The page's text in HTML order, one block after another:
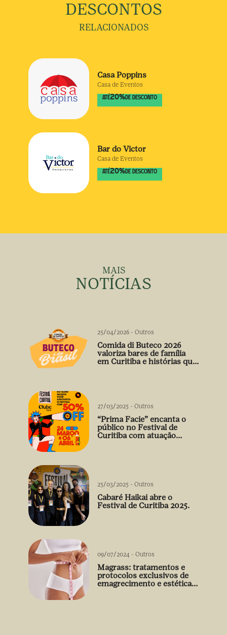
DESCONTOS
RELACIONADOS
Casa Poppins
Casa de Eventos
ATÉ20% DE DESCONTO
Bar do Victor
Casa de Eventos
ATÉ20% DE DESCONTO
MAIS
NOTÍCIAS
25/04/2026 - Outros
Comida di Buteco 2026
valoriza bares de família
em Curitiba e histórias que
27/03/2025 - Outros
“Prima Facie” encanta o
público no Festival de
Curitiba com atuação
25/03/2025 - Outros
Cabaré Haikai abre o
Festival de Curitiba 2025.
09/07/2024 - Outros
Magrass: tratamentos e
protocolos exclusivos de
emagrecimento e estética